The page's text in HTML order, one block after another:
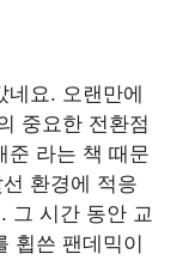
네요. 오랜만에
중요한 전환점
준 라는 책 때문
환경에 적응
그 시간 동안 교
휩쓴 팬데믹이